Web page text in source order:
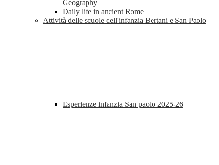
Geography
Daily life in ancient Rome
Attività delle scuole dell'infanzia Bertani e San Paolo
Esperienze infanzia San paolo 2025-26